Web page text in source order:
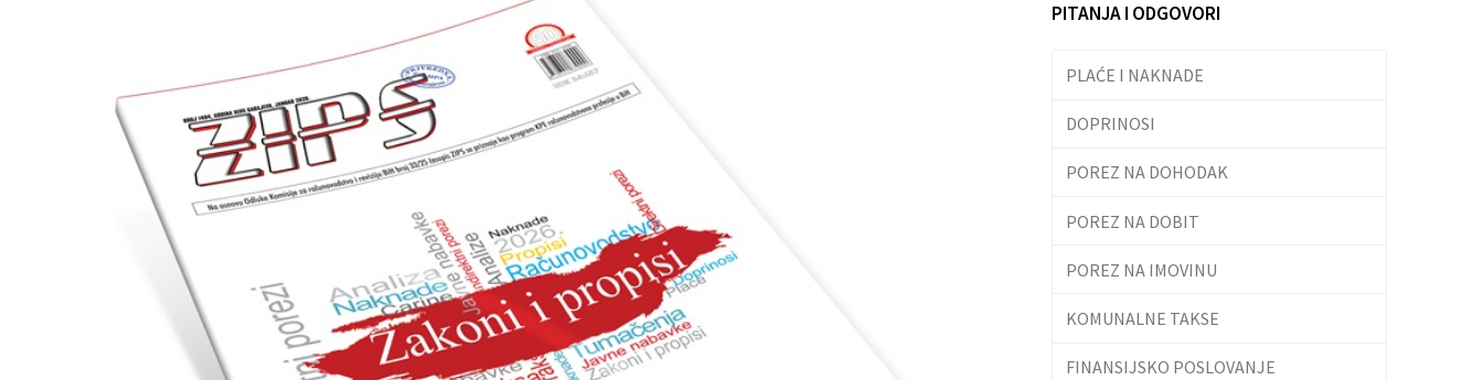
PITANJA I ODGOVORI
PLAĆE I NAKNADE
DOPRINOSI
POREZ NA DOHODAK
POREZ NA DOBIT
POREZ NA IMOVINU
KOMUNALNE TAKSE
FINANSIJSKO POSLOVANJE